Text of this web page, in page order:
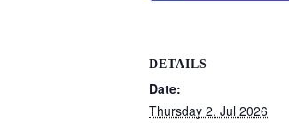
DETAILS
Date:
Thursday 2. Jul 2026